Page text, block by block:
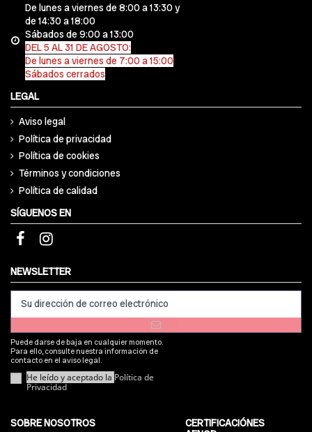
De lunes a viernes de 8:00 a 13:30 y
de 14:30 a 18:00
Sábados de 9:00 a 13:00
DEL 5 AL 31 DE AGOSTO:
De lunes a viernes de 7:00 a 15:00
Sábados cerrados
LEGAL
Aviso legal
Política de privacidad
Política de cookies
Términos y condiciones
Política de calidad
SÍGUENOS EN
NEWSLETTER
Puede darse de baja en cualquier momento.
Para ello, consulte nuestra información de
contacto en el aviso legal.
He leído y aceptado la Política de
Privacidad
SOBRE NOSOTROS
CERTIFICACIÓNES